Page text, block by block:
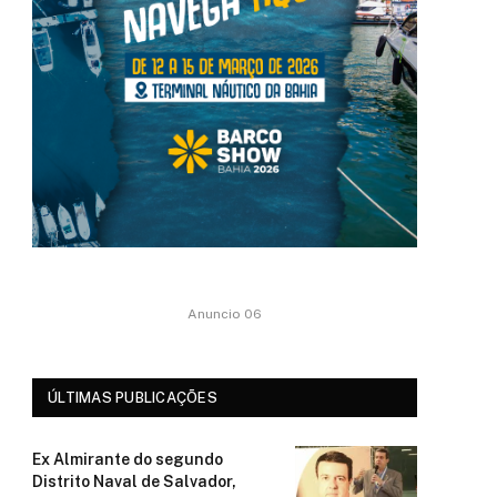
Anuncio 06
ÚLTIMAS PUBLICAÇÕES
Ex Almirante do segundo
Distrito Naval de Salvador,